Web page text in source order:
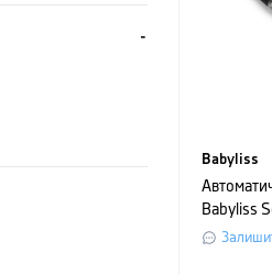
Babyliss
Babyliss